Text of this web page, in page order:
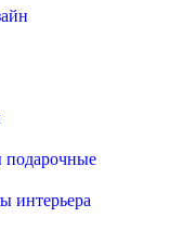
подарочные
интерьера